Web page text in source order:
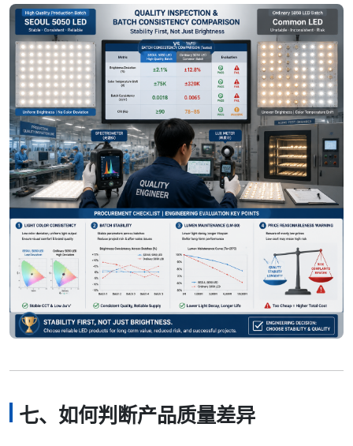
七、如何判断产品质量差异